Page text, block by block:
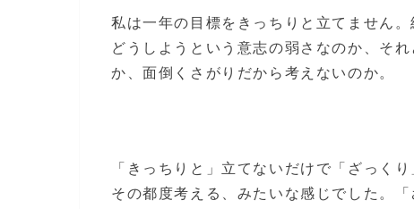
私は一年の目標をきっちりと立てません
どうしようという意志の弱さなのか、そ
か、面倒くさがりだから考えないのか。
「きっちりと」立てないだけで「ざっく
その都度考える、みたいな感じでした。